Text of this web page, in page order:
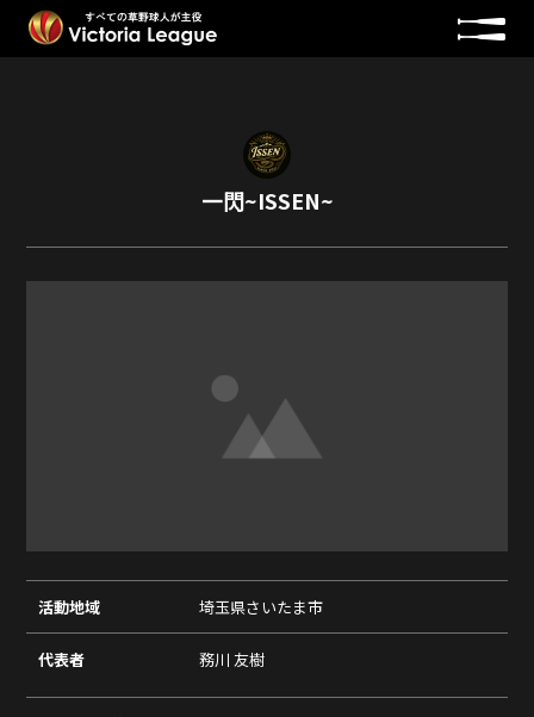
一閃~ISSEN~
代表者 務川 友樹
活動地域 埼玉県さいたま市